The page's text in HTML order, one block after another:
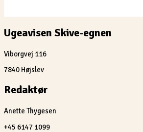
Ugeavisen Skive-egnen
Viborgvej 116
7840 Højslev
Redaktør
Anette Thygesen
+45 6147 1099